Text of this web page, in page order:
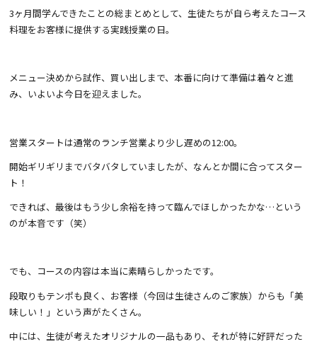
3ヶ月間学んできたことの総まとめとして、生徒たちが自ら考えたコース
料理をお客様に提供する実践授業の日。
メニュー決めから試作、買い出しまで、本番に向けて準備は着々と進
み、いよいよ今日を迎えました。
営業スタートは通常のランチ営業より少し遅めの12:00。
開始ギリギリまでバタバタしていましたが、なんとか間に合ってスター
ト！
できれば、最後はもう少し余裕を持って臨んでほしかったかな…という
のが本音です（笑）
でも、コースの内容は本当に素晴らしかったです。
段取りもテンポも良く、お客様（今回は生徒さんのご家族）からも「美
味しい！」という声がたくさん。
中には、生徒が考えたオリジナルの一品もあり、それが特に好評だった